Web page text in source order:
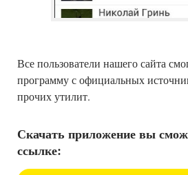
Все пользователи нашего сайта
программу с официальных
прочих утилит.
Скачать приложение вы
ссылке: